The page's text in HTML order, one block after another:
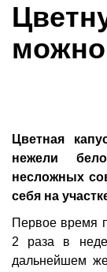
Цветная
нежели
несложных
себя на
Первое время
2 раза в
дальнейшем же